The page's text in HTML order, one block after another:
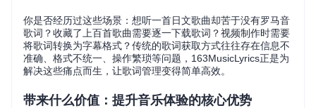
你是否经历过这些场景：想听一首日文歌曲却苦于没有罗马音
歌词？收藏了上百首歌曲需要逐一下载歌词？视频制作时需要
将歌词转换为字幕格式？传统的歌词获取方式往往存在信息不
准确、格式不统一、操作繁琐等问题，163MusicLyrics正是为
解决这些痛点而生，让歌词管理变得简单高效。
带来什么价值：提升音乐体验的核心优势